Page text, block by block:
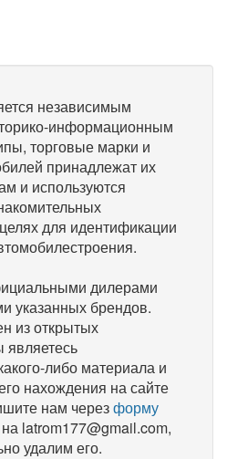
независимым
информационным
торговые марки и
принадлежат их
и используются
для идентификации
дилерами
указанных брендов.
из открытых
являетесь
либо материала и
нахождения на сайте
нам черезформу
latrom177@gmail.com,
удалим его.